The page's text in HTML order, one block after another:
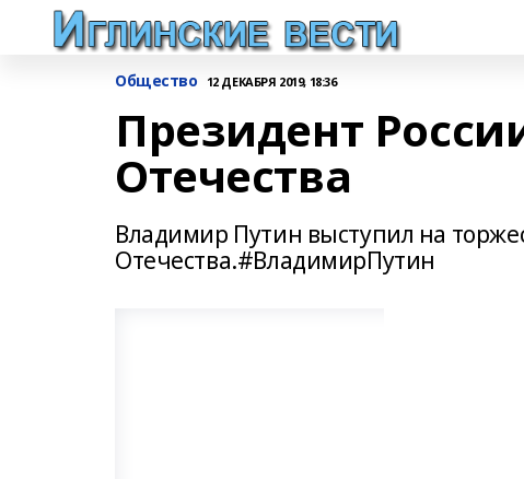
Общество 12 ДЕКАБРЯ 2019, 18:36
Президент
Отечества
Владимир Путин выступил на
Отечества.#ВладимирПутин